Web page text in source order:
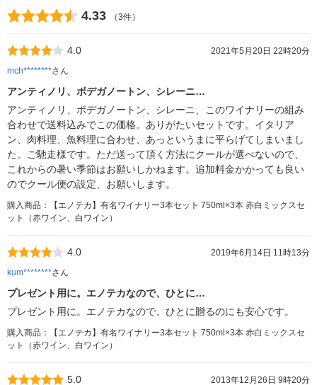
4.33 （3件）
4.0
2021年5月20日 22時20分
mch********さん
アンティノリ、ボデガノートン、シレーニ…
アンティノリ、ボデガノートン、シレーニ、このワイナリーの組み
合わせで送料込みでこの価格。ありがたいセットです。イタリア
ン、肉料理、魚料理に合わせ、あっというまに平らげてしまいまし
た。ご馳走様です。ただ送って頂く方法にクールが選べないので、
これからの暑い季節はお願いしかねます。追加料金かかっても良い
のでクール便の設定、お願いします。
購入商品：【エノテカ】有名ワイナリー3本セット 750ml×3本 赤白ミックスセ
ット（赤ワイン、白ワイン）
4.0
2019年6月14日 11時13分
kum********さん
プレゼント用に。エノテカなので、ひとに…
プレゼント用に。エノテカなので、ひとに贈るのにも安心です。
購入商品：【エノテカ】有名ワイナリー3本セット 750ml×3本 赤白ミックスセ
ット（赤ワイン、白ワイン）
5.0
2013年12月26日 9時20分